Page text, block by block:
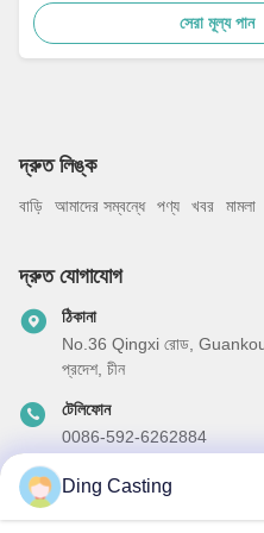
সেরা মূল্য পান
দ্রুত লিঙ্ক
বাড়ি আমাদের সম্বন্ধে পণ্য খবর মামলা
দ্রুত যোগাযোগ
ঠিকানা
No.36 Qingxi রোড, Guankou
প্রদেশ, চীন
টেলিফোন
0086-592-6262884
ই-মেইল
Ding Casting